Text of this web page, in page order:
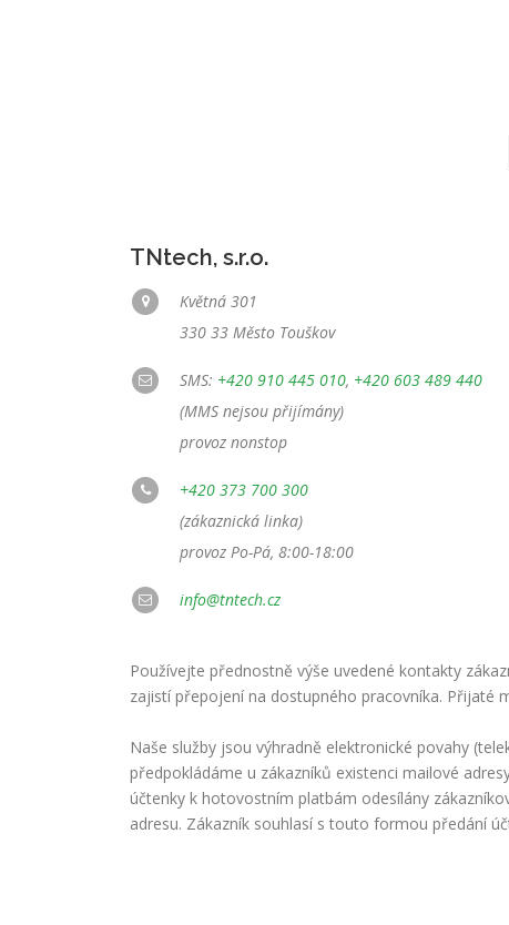
TNtech, s.r.o.
Květná 301
330 33 Město Touškov
SMS: +420 910 445 010, +420 603 489 440
(MMS nejsou přijímány)
provoz nonstop
+420 373 700 300
(zákaznická linka)
provoz Po-Pá, 8:00-18:00
info@tntech.cz
Používejte přednostně výše uvedené kontakty
zajistí přepojení na dostupného pracovníka. Přijaté
Naše služby jsou výhradně elektronické povahy
předpokládáme u zákazníků existenci mailové
účtenky k hotovostním platbám odesílány
adresu. Zákazník souhlasí s touto formou předání